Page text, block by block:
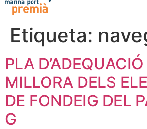
Etiqueta:
PLA D’ADEQUACIÓ
MILLORA DELS
DE FONDEIG DEL
G